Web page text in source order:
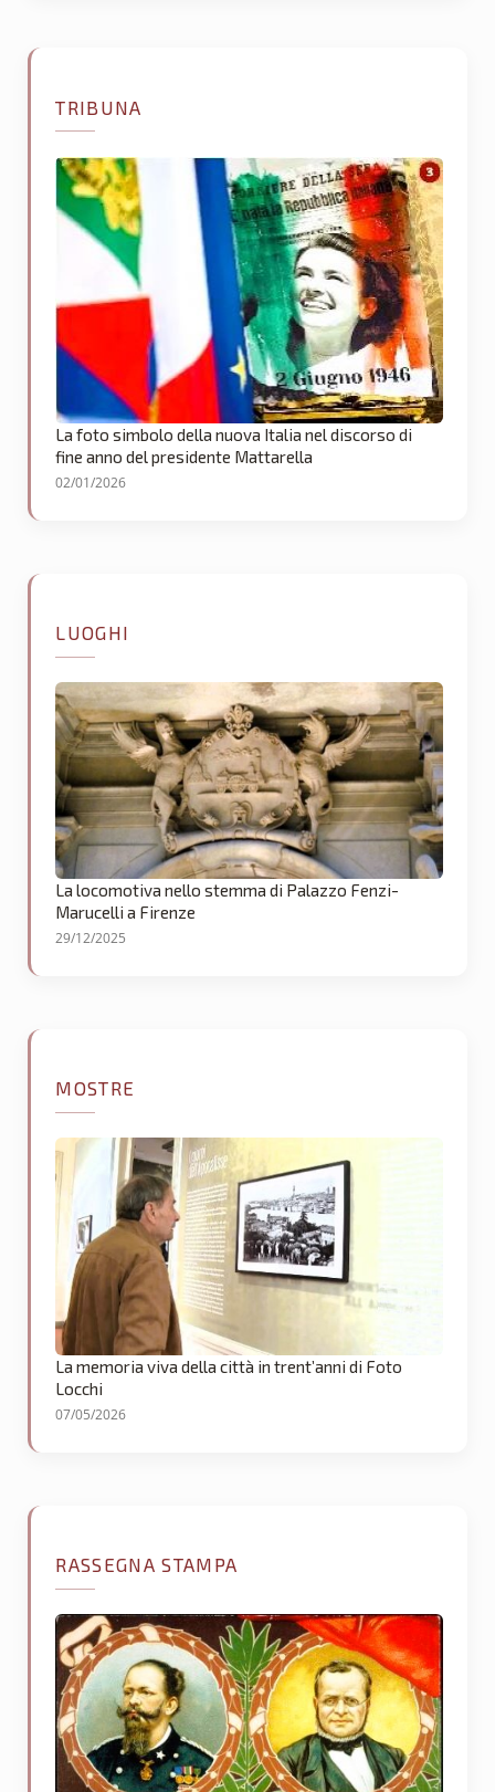
TRIBUNA
La foto simbolo della nuova Italia nel discorso di
fine anno del presidente Mattarella
02/01/2026
LUOGHI
La locomotiva nello stemma di Palazzo Fenzi-
Marucelli a Firenze
29/12/2025
MOSTRE
La memoria viva della città in trent’anni di Foto
Locchi
07/05/2026
RASSEGNA STAMPA